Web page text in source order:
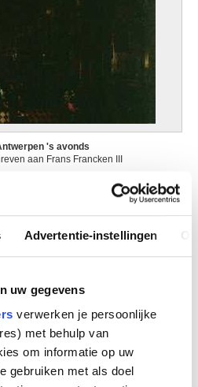
Advertentie-instellingen
uw gegevens
verwerken je persoonlijke
met behulp van
om informatie op uw
gebruiken met als doel
's avonds
aan Frans Francken III